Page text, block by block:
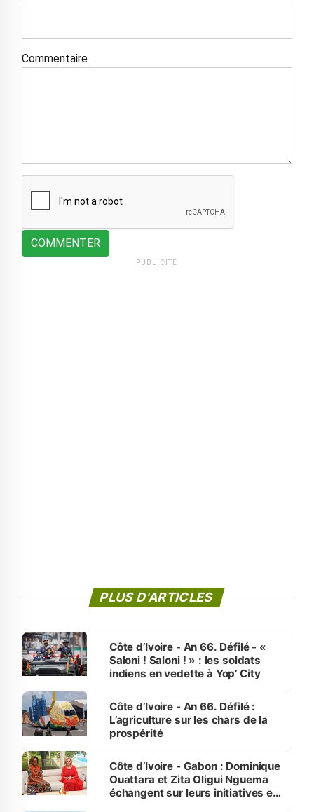
Commentaire
COMMENTER
PUBLICITÉ
PLUS D'ARTICLES
Côte d’Ivoire - An 66. Défilé - «
Saloni ! Saloni ! » : les soldats
indiens en vedette à Yop’ City
Côte d’Ivoire - An 66. Défilé :
L’agriculture sur les chars de la
prospérité
Côte d’Ivoire - Gabon : Dominique
Ouattara et Zita Oligui Nguema
échangent sur leurs initiatives en